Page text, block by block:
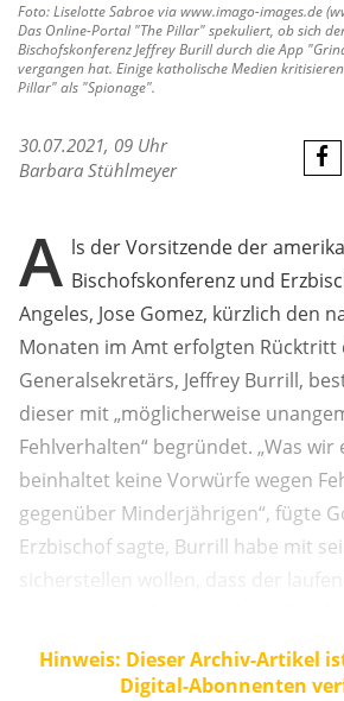
Foto: Liselotte Sabroe via www.imago-images.de
Das Online-Portal "The Pillar" spekuliert, ob sich
Bischofskonferenz Jeffrey Burill durch die App
vergangen hat. Einige katholische Medien
Pillar" als "Spionage".
30.07.2021, 09 Uhr
Barbara Stühlmeyer
A ls der Vorsitzende der
Bischofskonferenz und
Angeles, Jose Gomez, kürzlich den
Monaten im Amt erfolgten Rücktritt
Generalsekretärs, Jeffrey Burrill,
dieser mit „möglicherweise
Fehlverhalten“ begründet. „Was
beinhaltet keine Vorwürfe wegen
gegenüber Minderjährigen“, fügte
Erzbischof sagte, Burrill habe mit
sicherstellen wollen, dass der
Hinweis: Dieser Archiv-Artikel
Digital-Abonnenten